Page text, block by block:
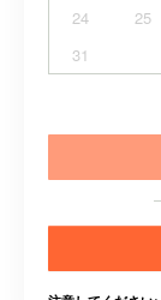
24
25
31